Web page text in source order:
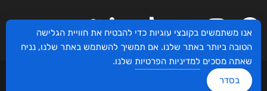
₪50
מודפס
₪65
עיצוב ובניית האתר: ספרי ניב © כל הזכויות שמורות. בוקסאי טכנולוגיות בע"מ שד אבא
אנו משתמשים בקובצי עוגיות כדי להבטיח את חוויית הגלישה
הטובה ביותר באתר שלנו. אם תמשיך להשתמש באתר שלנו, נניח
שאתה מסכים למדיניות הפרטיות שלנו.
בסדר